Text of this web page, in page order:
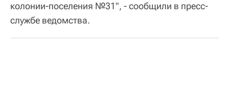
колонии-поселения №31", - сообщили в пресс-
службе ведомства.